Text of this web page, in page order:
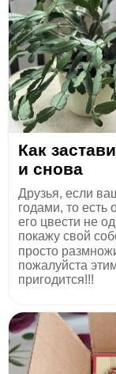
Как
и снова
Друзья, если
годами, то есть
его цвести не
покажу свой
просто
пожалуйста
пригодится!!!